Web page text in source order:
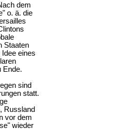
dem
o. ä. die
Staaten
eines
Ende.
sind
statt.
Russland
vor dem
wieder